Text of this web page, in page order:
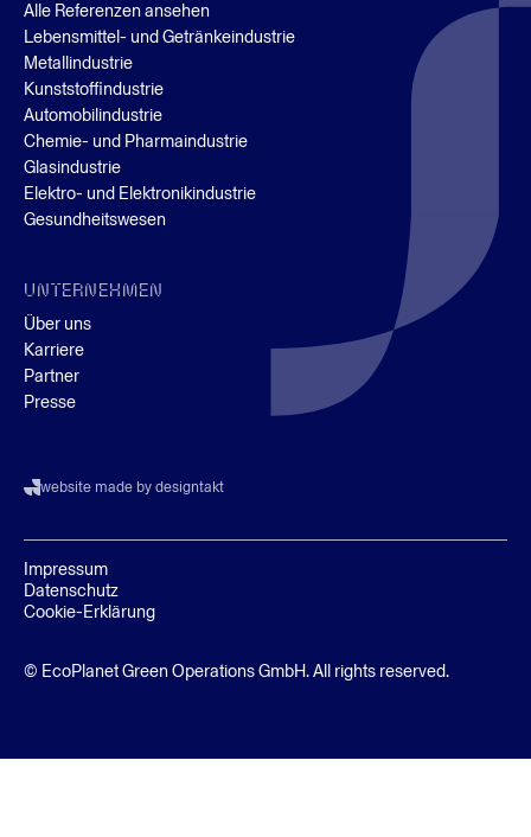
Alle Referenzen ansehen
Lebensmittel- und Getränkeindustrie
Metallindustrie
Kunststoffindustrie
Automobilindustrie
Chemie- und Pharmaindustrie
Glasindustrie
Elektro- und Elektronikindustrie
Gesundheitswesen
UNTERNEHMEN
Über uns
Karriere
Partner
Presse
website made by designtakt
© EcoPlanet Green Operations GmbH. All rights reserved.
Impressum
Datenschutz
Cookie-Erklärung